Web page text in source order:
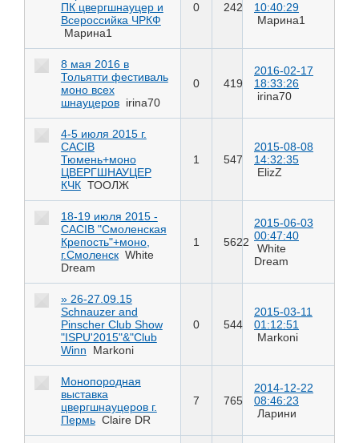
ПК цвергшнауцер и
Всероссийка ЧРКФ
Марина1
0 242
10:40:29
Марина1
8 мая 2016 в
Тольятти фестиваль
моно всех
шнауцеров irina70
0 419
2016-02-17
18:33:26
irina70
4-5 июля 2015 г.
CACIB
Тюмень+моно
ЦВЕРГШНАУЦЕР
КЧК ТООЛЖ
1 547
2015-08-08
14:32:35
ElizZ
18-19 июля 2015 -
CACIB "Смоленская
Крепость"+моно,
г.Смоленск White
Dream
1 5622
2015-06-03
00:47:40
White
Dream
» 26-27.09.15
Schnauzer and
Pinscher Club Show
"ISPU'2015"&"Club
Winn
Markoni
0 544
2015-03-11
01:12:51
Markoni
Монопородная
выставка
цвергшнауцеров г.
Пермь Claire DR
7 765
2014-12-22
08:46:23
Ларини